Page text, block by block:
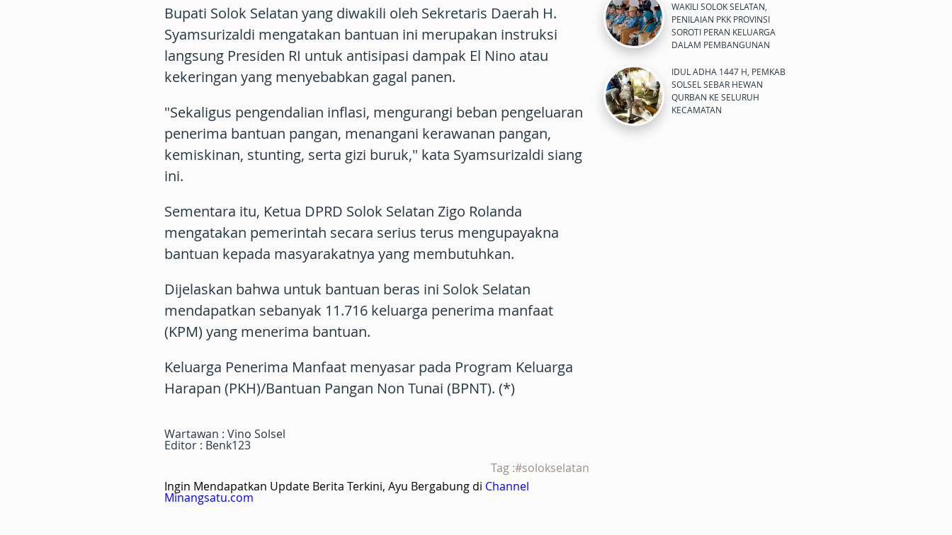
Bupati Solok Selatan yang diwakili oleh Sekretaris Daerah H.
Syamsurizaldi mengatakan bantuan ini merupakan instruksi
langsung Presiden RI untuk antisipasi dampak El Nino atau
kekeringan yang menyebabkan gagal panen.
"Sekaligus pengendalian inflasi, mengurangi beban pengeluaran
penerima bantuan pangan, menangani kerawanan pangan,
kemiskinan, stunting, serta gizi buruk," kata Syamsurizaldi siang
ini.
Sementara itu, Ketua DPRD Solok Selatan Zigo Rolanda
mengatakan pemerintah secara serius terus mengupayakna
bantuan kepada masyarakatnya yang membutuhkan.
Dijelaskan bahwa untuk bantuan beras ini Solok Selatan
mendapatkan sebanyak 11.716 keluarga penerima manfaat
(KPM) yang menerima bantuan.
Keluarga Penerima Manfaat menyasar pada Program Keluarga
Harapan (PKH)/Bantuan Pangan Non Tunai (BPNT). (*)
Wartawan : Vino Solsel
Editor : Benk123
Tag :#solokselatan
Ingin Mendapatkan Update Berita Terkini, Ayu Bergabung di Channel
Minangsatu.com
WAKILI SOLOK SELATAN,
PENILAIAN PKK PROVINSI
SOROTI PERAN KELUARGA
DALAM PEMBANGUNAN
IDUL ADHA 1447 H, PEMKAB
SOLSEL SEBAR HEWAN
QURBAN KE SELURUH
KECAMATAN